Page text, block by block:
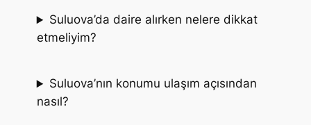
Suluova’da daire alırken nelere dikkat
etmeliyim?
Suluova’nın konumu ulaşım açısından
nasıl?